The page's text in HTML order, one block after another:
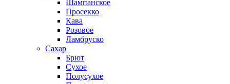
Шампанское
Просекко
Кава
Розовое
Ламбруско
Сахар
Брют
Сухое
Полусухое